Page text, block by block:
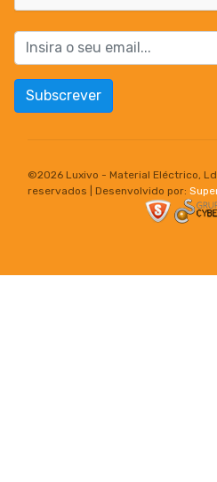
Subscrever
©2026 Luxivo - Material Eléctrico,
reservados | Desenvolvido por: